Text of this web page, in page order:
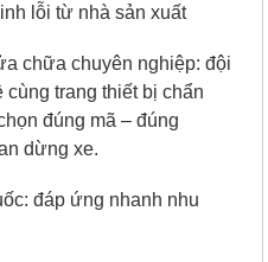
lỗi từ nhà sản xuất
chữa chuyên nghiệp: đội
cùng trang thiết bị chẩn
đúng mã – đúng
dừng xe.
đáp ứng nhanh nhu